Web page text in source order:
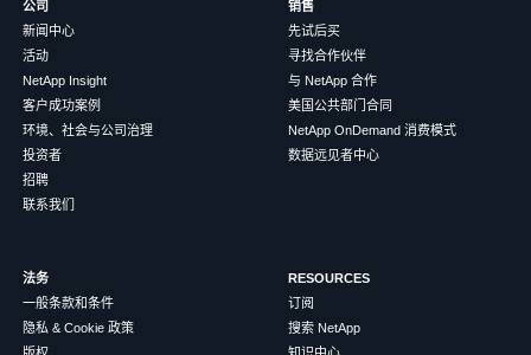
公司
新闻中心
活动
NetApp Insight
客户成功案例
环境、社会与公司治理
投资者
招聘
联系我们
销售
先试后买
寻找合作伙伴
与 NetApp 合作
美国公共部门合同
NetApp OnDemand 消费模式
数据远见者中心
法务
一般条款和条件
隐私 & Cookie 政策
RESOURCES
订阅
搜索 NetApp